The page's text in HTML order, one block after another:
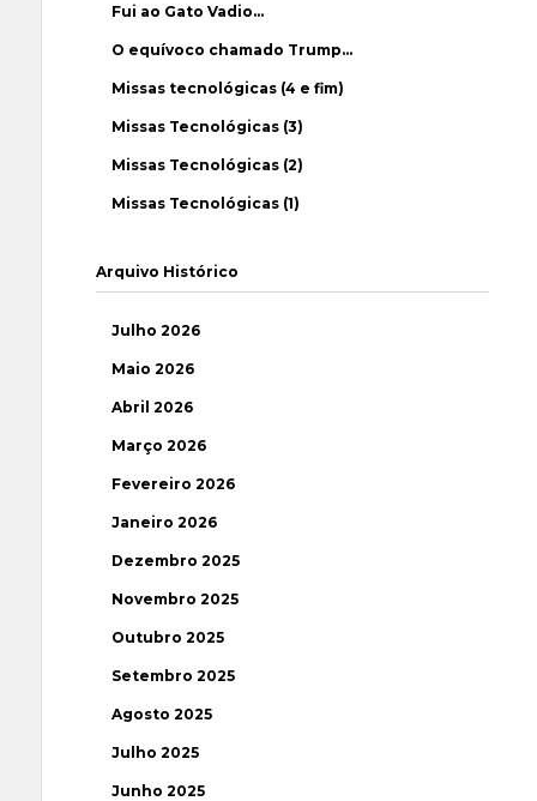
Fui ao Gato Vadio…
O equívoco chamado Trump…
Missas tecnológicas (4 e fim)
Missas Tecnológicas (3)
Missas Tecnológicas (2)
Missas Tecnológicas (1)
Arquivo Histórico
Julho 2026
Maio 2026
Abril 2026
Março 2026
Fevereiro 2026
Janeiro 2026
Dezembro 2025
Novembro 2025
Outubro 2025
Setembro 2025
Agosto 2025
Julho 2025
Junho 2025